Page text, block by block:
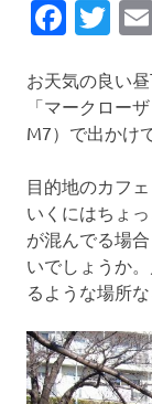
お天気の良い
「マークロー
M7）で出かけ
目的地のカフ
いくにはちょ
が混んでる場
いでしょうか
るような場所